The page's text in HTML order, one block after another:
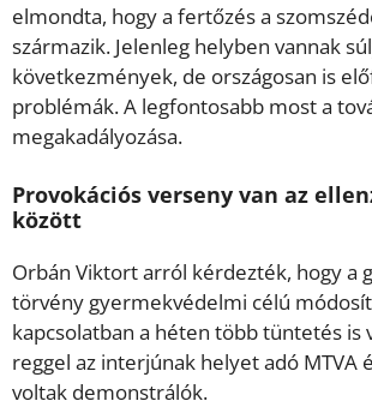
elmondta, hogy a fertőzés a
származik. Jelenleg helyben vannak
következmények, de országosan is
problémák. A legfontosabb most a
megakadályozása.
Provokációs verseny van az
között
Orbán Viktort arról kérdezték, hogy a
törvény gyermekvédelmi célú
kapcsolatban a héten több tüntetés is
reggel az interjúnak helyet adó MTVA
voltak demonstrálók.